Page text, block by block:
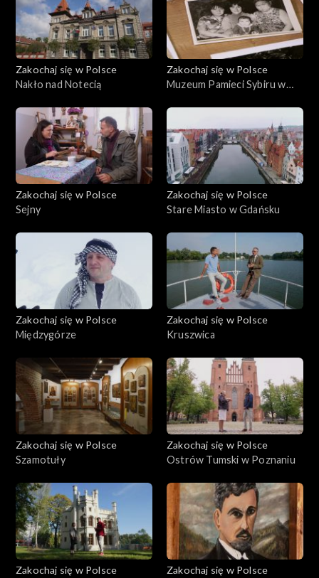
Zakochaj się w Polsce
Nakło nad Notecią
Zakochaj się w Polsce
Muzeum Pamieci Sybiru w
Zakochaj się w Polsce
Sejny
Zakochaj się w Polsce
Stare Miasto w Gdańsku
Zakochaj się w Polsce
Międzygórze
Zakochaj się w Polsce
Kruszwica
Zakochaj się w Polsce
Szamotuły
Zakochaj się w Polsce
Ostrów Tumski w Poznaniu
Zakochaj się w Polsce
Zakochaj się w Polsce